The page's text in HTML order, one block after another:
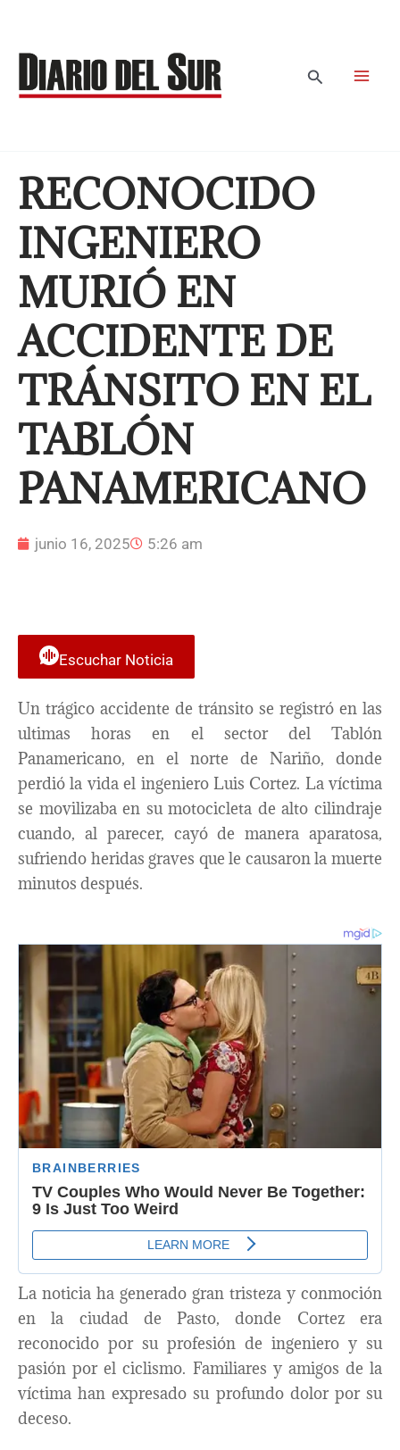
contenido
Buscar
RECONOCIDO
INGENIERO
MURIÓ EN
ACCIDENTE DE
TRÁNSITO EN EL
TABLÓN
PANAMERICANO
junio 16, 2025 5:26 am
Escuchar Noticia
Un trágico accidente de tránsito se registró en las
ultimas horas en el sector del Tablón
Panamericano, en el norte de Nariño, donde
perdió la vida el ingeniero Luis Cortez. La víctima
se movilizaba en su motocicleta de alto cilindraje
cuando, al parecer, cayó de manera aparatosa,
sufriendo heridas graves que le causaron la muerte
minutos después.
La noticia ha generado gran tristeza y conmoción
en la ciudad de Pasto, donde Cortez era
reconocido por su profesión de ingeniero y su
pasión por el ciclismo. Familiares y amigos de la
víctima han expresado su profundo dolor por su
deceso.